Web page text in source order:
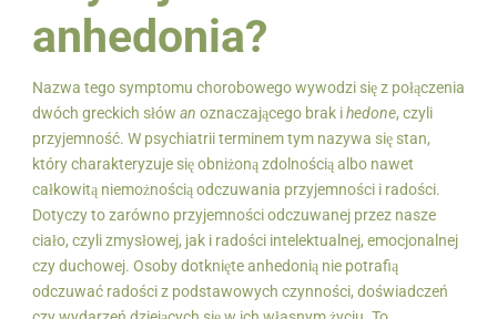
anhedonia?
Nazwa tego symptomu chorobowego wywodzi się z połączenia
dwóch greckich słów an oznaczającego brak ihedone, czyli
przyjemność. W psychiatrii terminem tym nazywa się stan,
który charakteryzuje się obniżoną zdolnością albo nawet
całkowitą niemożnością odczuwania przyjemności i radości.
Dotyczy to zarówno przyjemności odczuwanej przez nasze
ciało, czyli zmysłowej, jak i radości intelektualnej, emocjonalnej
czy duchowej. Osoby dotknięte anhedonią nie potrafią
odczuwać radości z podstawowych czynności, doświadczeń